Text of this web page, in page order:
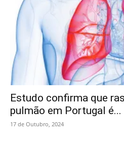
Estudo confirma que
pulmão em Portugal é...
17 de Outubro, 2024